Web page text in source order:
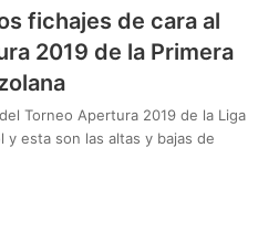
fichajes de cara al
2019 de la Primera
Torneo Apertura 2019 de la Liga
y esta son las altas y bajas de